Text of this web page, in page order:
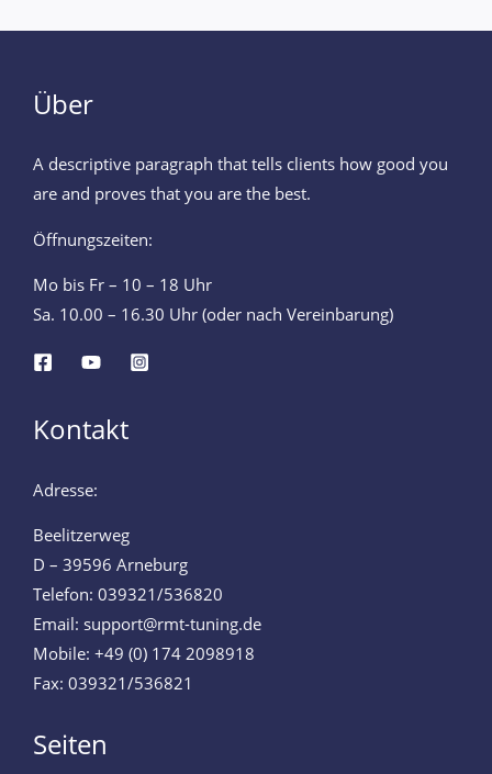
Über
A descriptive paragraph that tells clients how good you
are and proves that you are the best.
Öffnungszeiten:
Mo bis Fr – 10 – 18 Uhr
Sa. 10.00 – 16.30 Uhr (oder nach Vereinbarung)
Kontakt
Adresse:
Beelitzerweg
D – 39596 Arneburg
Telefon: 039321/536820
Email: support@rmt-tuning.de
Mobile: +49 (0) 174 2098918
Fax: 039321/536821
Seiten